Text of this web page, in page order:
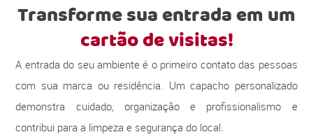
Transforme sua entrada em um
cartão de visitas!
A entrada do seu ambiente é o primeiro contato das pessoas
com sua marca ou residência. Um capacho personalizado
demonstra cuidado, organização e profissionalismo e
contribui para a limpeza e segurança do local.